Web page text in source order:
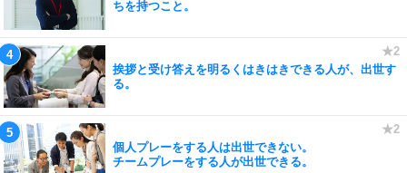
ちを持つこと。
挨拶と受け答えを明るくはきはきできる人が、出世す
る。
個人プレーをする人は出世できない。
チームプレーをする人が出世できる。